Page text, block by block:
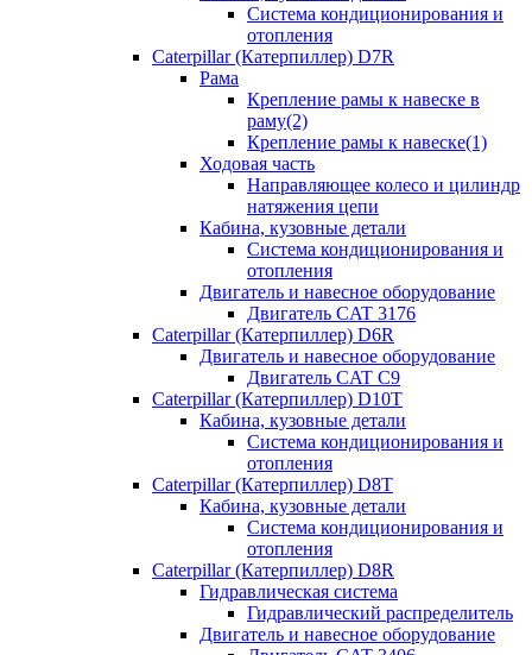
Система кондиционирования и
отопления
Caterpillar (Катерпиллер) D7R
Рама
Крепление рамы к навеске в
раму(2)
Крепление рамы к навеске(1)
Ходовая часть
Направляющее колесо и цилиндр
натяжения цепи
Кабина, кузовные детали
Система кондиционирования и
отопления
Двигатель и навесное оборудование
Двигатель CAT 3176
Caterpillar (Катерпиллер) D6R
Двигатель и навесное оборудование
Двигатель CAT C9
Caterpillar (Катерпиллер) D10T
Кабина, кузовные детали
Система кондиционирования и
отопления
Caterpillar (Катерпиллер) D8T
Кабина, кузовные детали
Система кондиционирования и
отопления
Caterpillar (Катерпиллер) D8R
Гидравлическая система
Гидравлический распределитель
Двигатель и навесное оборудование